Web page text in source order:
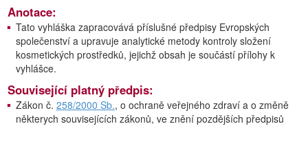
Anotace:
Tato vyhláška zapracovává příslušné předpisy Evropských
společenství a upravuje analytické metody kontroly složení
kosmetických prostředků, jejichž obsah je součástí přílohy k
vyhlášce.
Související platný předpis:
Zákon č. 258/2000 Sb., o ochraně veřejného zdraví a o změně
některych souvisejících zákonů, ve znění pozdějších předpisů